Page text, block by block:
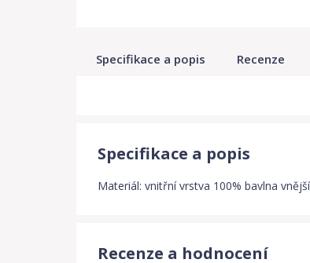
Specifikace a popis Recenze
Specifikace a popis
Materiál: vnitřní vrstva 100% bavlna
Recenze a hodnocení